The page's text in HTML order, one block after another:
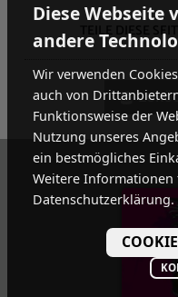
TEILE DIESE SEITE
Diese Webseite
andere
Wir verwenden
auch von
Funktionsweise der
Nutzung unseres
ein bestmögliches
Weitere
Datenschutzerklärung.